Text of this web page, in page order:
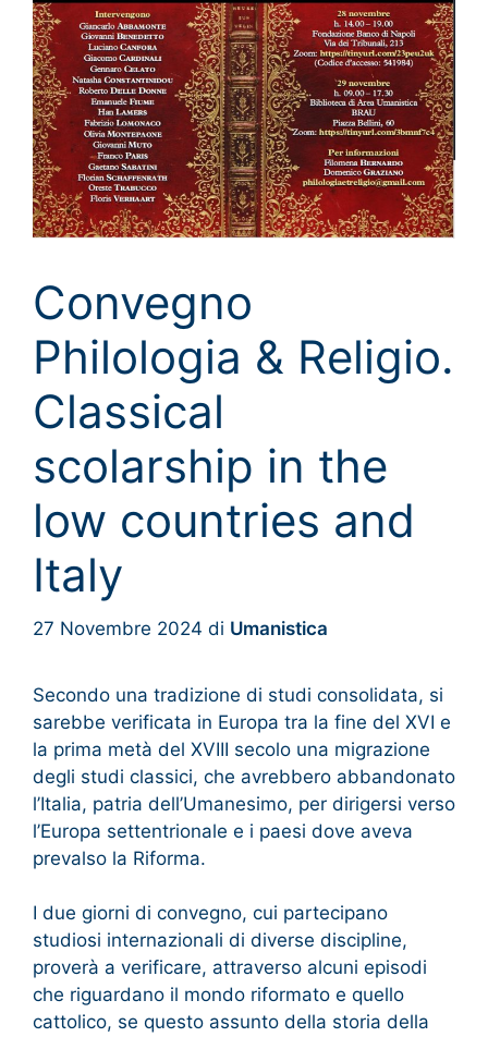
Convegno
Philologia & Religio.
Classical
scolarship in the
low countries and
Italy
27 Novembre 2024 di Umanistica
Secondo una tradizione di studi consolidata, si
sarebbe verificata in Europa tra la fine del XVI e
la prima metà del XVIII secolo una migrazione
degli studi classici, che avrebbero abbandonato
l’Italia, patria dell’Umanesimo, per dirigersi verso
l’Europa settentrionale e i paesi dove aveva
prevalso la Riforma.
I due giorni di convegno, cui partecipano
studiosi internazionali di diverse discipline,
proverà a verificare, attraverso alcuni episodi
che riguardano il mondo riformato e quello
cattolico, se questo assunto della storia della